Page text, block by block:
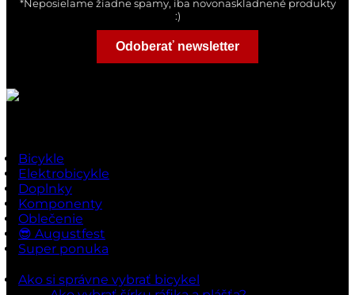
*Neposielame žiadne spamy, iba novonaskladnené produkty
:)
Odoberať newsletter
Bicykle
Elektrobicykle
Doplnky
Komponenty
Oblečenie
😎 Augustfest
Super ponuka
Ako si správne vybrať bicykel